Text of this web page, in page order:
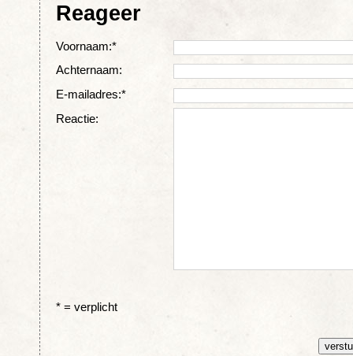
Reageer
Voornaam:*
Achternaam:
E-mailadres:*
Reactie:
* = verplicht